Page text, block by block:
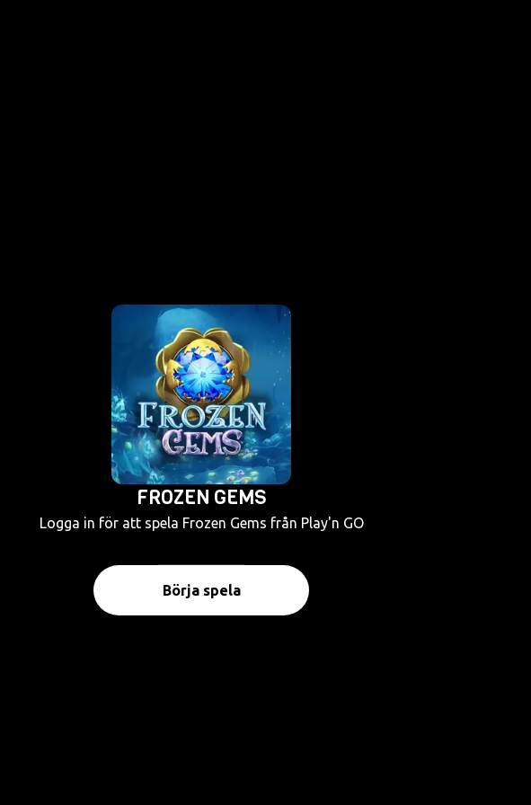
FROZEN GEMS
Logga in för att spela Frozen Gems från Play'n GO
Börja spela